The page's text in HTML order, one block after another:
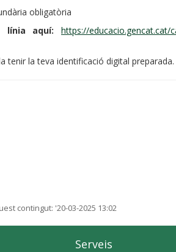
obligatòria
línia aquí:
https://
tenir la teva identificació digital preparada.
contingut: '20-03-2025 13:02
Serveis